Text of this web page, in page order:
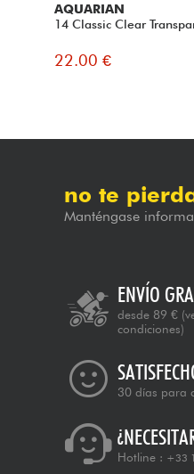
AQUARIAN
14 Classic Clear
22.00 €
no te
Manténgase
ENVÍO
desde 89 €
condiciones)
30 días para
Hotline : +33